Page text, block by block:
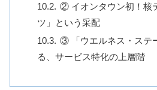
② イオンタウン初！核
ツ」という采配
③ 「ウエルネス・ステ
る、サービス特化の上層階